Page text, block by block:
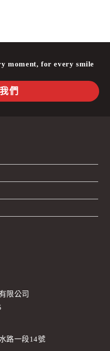
moment, for every smile
們
限公司
路一段14號